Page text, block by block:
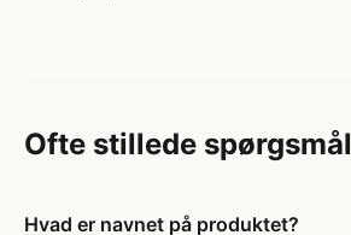
Ofte stillede spørgsmål
Hvad er navnet på produktet?